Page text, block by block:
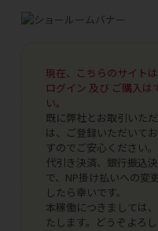
現在、こちらのサイト
ログイン 及び ご購入は
い。
既に弊社とお取引いた
は、ご登録いただいて
すのでご安心ください。
代引き決済、銀行振込
で、NP掛け払いへの変
したら幸いです。
本稼働につきましては
たします。どうぞよろ